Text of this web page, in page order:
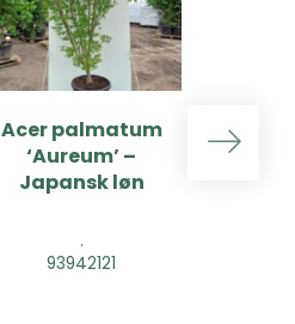
Acer palmatum
‘Aureum’ –
Japansk løn
.
93942121